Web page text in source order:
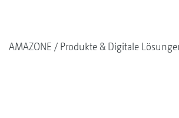
AMAZONE Produkte & Digitale